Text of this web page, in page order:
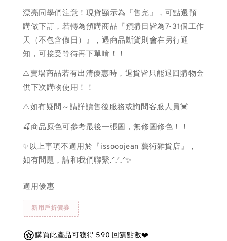
漂亮同學們注意！現貨顯示為『售完』，可點選預
購做下訂，若轉為預購商品『預購日皆為7-31個工作
天（不包含假日）』，遇商品斷貨則會在另行通
知，可接受等待再下單唷！！
⚠️賣場商品若有出清優惠時，退貨皆只能退回購物金
供下次購物使用！！
⚠️如有疑問～請詳讀售後服務或詢問客服人員💓
🍒商品原色可參考最後一張圖，無修圖修色！！
✨以上事項不適用於『issooojean 藝術雜貨店』，
如有問題，請和我們聯繫.ᐟ.ᐟ.ᐟ✨
適用優惠
新用戶折價券
購買此產品可獲得 590 回饋點數❤️